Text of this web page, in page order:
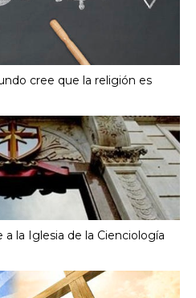
cree que la religión es
la Iglesia de la Cienciología